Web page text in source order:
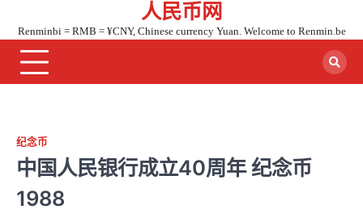
content
人民币网
Renminbi = RMB = ¥CNY, Chinese currency Yuan. Welcome to Renmin.be
纪念币
中国人民银行成立40周年 纪念币
1988